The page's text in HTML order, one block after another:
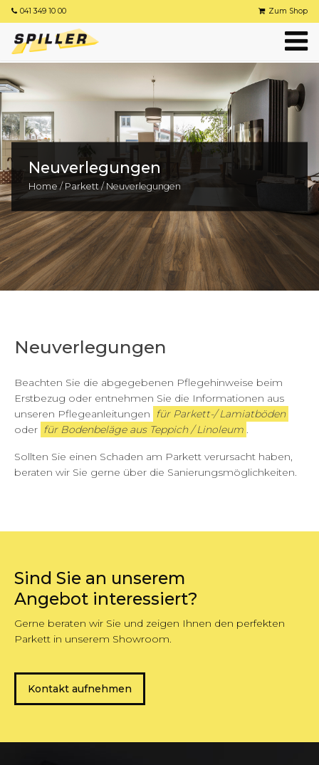
041 349 10 00 Zum Shop
Neuverlegungen
Home / Parkett / Neuverlegungen
Neuverlegungen
Beachten Sie die abgegebenen Pflegehinweise beim
Erstbezug oder entnehmen Sie die Informationen aus
unseren Pflegeanleitungen für Parkett-/ Lamiatböden
oder für Bodenbeläge aus Teppich / Linoleum .
Sollten Sie einen Schaden am Parkett verursacht haben,
beraten wir Sie gerne über die Sanierungsmöglichkeiten.
Sind Sie an unserem
Angebot interessiert?
Gerne beraten wir Sie und zeigen Ihnen den perfekten
Parkett in unserem Showroom.
Kontakt aufnehmen